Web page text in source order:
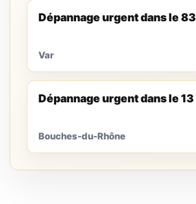
Dépannage urgent dans le 83
Var
Dépannage urgent dans le 13
Bouches-du-Rhône